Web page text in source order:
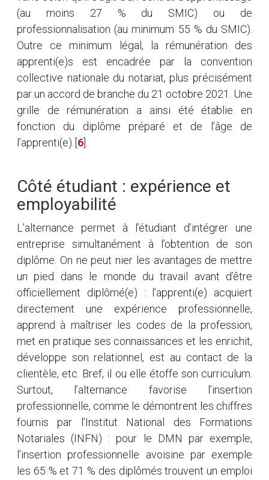
(au moins 27 % du SMIC) ou de
professionnalisation (au minimum 55 % du SMIC).
Outre ce minimum légal, la rémunération des
apprenti(e)s est encadrée par la convention
collective nationale du notariat, plus précisément
par un accord de branche du 21 octobre 2021. Une
grille de rémunération a ainsi été établie en
fonction du diplôme préparé et de l’âge de
l’apprenti(e) 6
Côté étudiant : expérience et
employabilité
L’alternance permet à l’étudiant d’intégrer une
entreprise simultanément à l’obtention de son
diplôme. On ne peut nier les avantages de mettre
un pied dans le monde du travail avant d’être
officiellement diplômé(e) : l’apprenti(e) acquiert
directement une expérience professionnelle,
apprend à maîtriser les codes de la profession,
met en pratique ses connaissances et les enrichit,
développe son relationnel, est au contact de la
clientèle, etc. Bref, il ou elle étoffe son curriculum.
Surtout, l’alternance favorise l’insertion
professionnelle, comme le démontrent les chiffres
fournis par l’Institut National des Formations
Notariales (INFN) : pour le DMN par exemple,
l’insertion professionnelle avoisine par exemple
les 65 % et 71 % des diplômés trouvent un emploi